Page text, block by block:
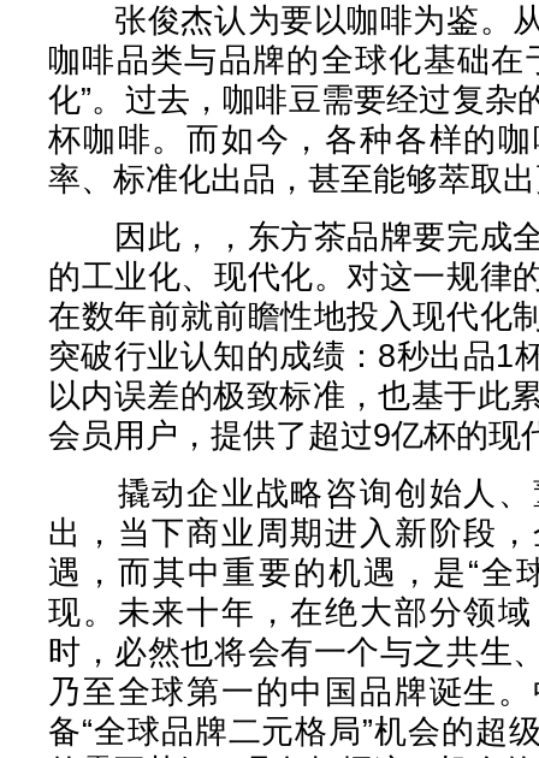
张俊杰认为要以咖啡为鉴。
咖啡品类与品牌的全球化基础在
化”。过去，咖啡豆需要经过复杂
杯咖啡。而如今，各种各样的
率、标准化出品，甚至能够萃取
因此，，东方茶品牌要完成
的工业化、现代化。对这一规律
在数年前就前瞻性地投入现代化
突破行业认知的成绩：8秒出品1
以内误差的极致标准，也基于此
会员用户，提供了超过9亿杯的现
撬动企业战略咨询创始人、
出，当下商业周期进入新阶段
遇，而其中重要的机遇，是“全
现。未来十年，在绝大部分领
时，必然也将会有一个与之共生
乃至全球第一的中国品牌诞生
备“全球品牌二元格局”机会的超